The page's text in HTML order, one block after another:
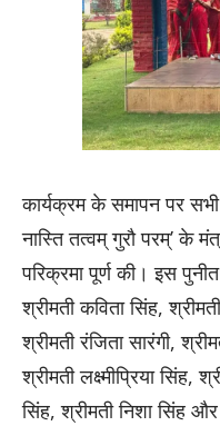
​कार्यक्रम के समापन पर
नास्ति तत्वम् गुरौ परम्’ के
परिक्रमा पूर्ण की। इस
श्रीमती कविता सिंह,
श्रीमती रंजिता सारंगी,
श्रीमती लक्ष्मीप्रिया सिंह,
सिंह, श्रीमती निशा सिंह